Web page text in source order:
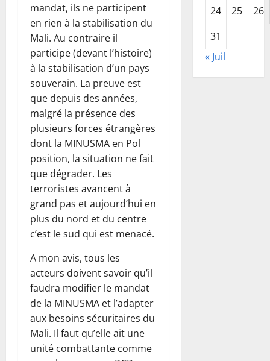
mandat, ils ne participent
en rien à la stabilisation du
Mali. Au contraire il
participe (devant l’histoire)
à la stabilisation d’un pays
souverain. La preuve est
que depuis des années,
malgré la présence des
plusieurs forces étrangères
dont la MINUSMA en Pol
position, la situation ne fait
que dégrader. Les
terroristes avancent à
grand pas et aujourd’hui en
plus du nord et du centre
c’est le sud qui est menacé.
A mon avis, tous les
acteurs doivent savoir qu’il
faudra modifier le mandat
de la MINUSMA et l’adapter
aux besoins sécuritaires du
Mali. Il faut qu’elle ait une
unité combattante comme
24
25
26
31
« Juil